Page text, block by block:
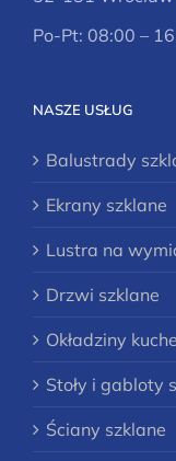
Po-Pt: 08:00 –
NASZE USŁUG
Balustrady
Ekrany szklane
Lustra na
Drzwi szklane
Okładziny
Stoły i gabloty
Ściany szklane